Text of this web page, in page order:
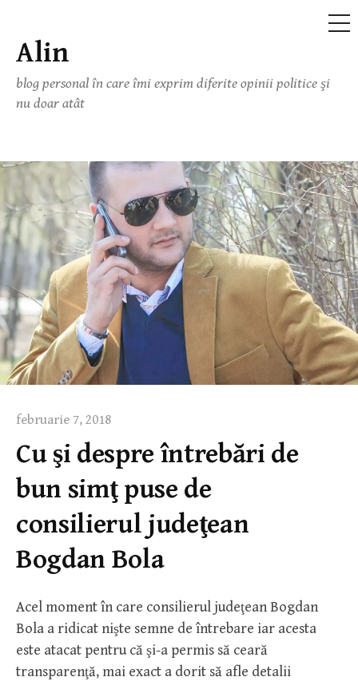
Skip
content
Alin
blog personal în care îmi exprim diferite opinii politice şi
nu doar atât
februarie 7, 2018
Cu şi despre întrebări de
bun simţ puse de
consilierul judeţean
Bogdan Bola
Acel moment în care consilierul judeţean Bogdan
Bola a ridicat nişte semne de întrebare iar acesta
este atacat pentru că şi-a permis să ceară
transparenţă, mai exact a dorit să afle detalii